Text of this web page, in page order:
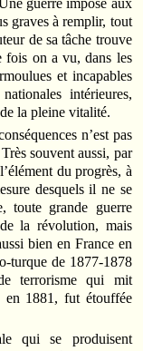
graves à remplir, tout
de sa tâche trouve
fois on a vu, dans les
et incapables
intérieures,
la pleine vitalité.
n’est pas
souvent aussi, par
du progrès, à
desquels il ne se
toute grande guerre
la révolution, mais
bien en France en
turque de 1877-1878
terrorisme qui mit
en 1881, fut étouffée
qui se produisent